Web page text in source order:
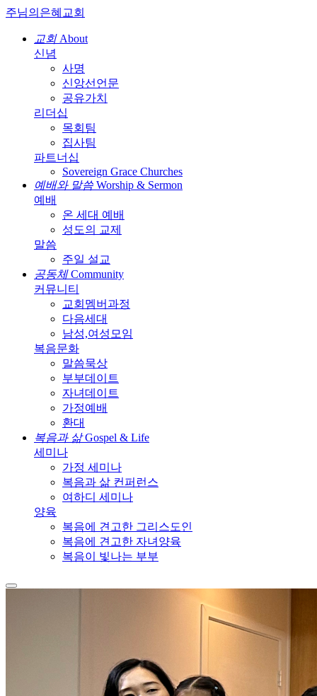
주님의은혜교회
교회 About
신념
사명
신앙선언문
공유가치
리더십
목회팀
집사팀
파트너십
Sovereign Grace Churches
예배와 말씀 Worship & Sermon
예배
온 세대 예배
성도의 교제
말씀
주일 설교
공동체 Community
커뮤니티
교회멤버과정
다음세대
남성,여성모임
복음문화
말씀묵상
부부데이트
자녀데이트
가정예배
환대
복음과 삶 Gospel & Life
세미나
가정 세미나
복음과 삶 컨퍼런스
여하디 세미나
양육
복음에 견고한 그리스도인
복음에 견고한 자녀양육
복음이 빛나는 부부